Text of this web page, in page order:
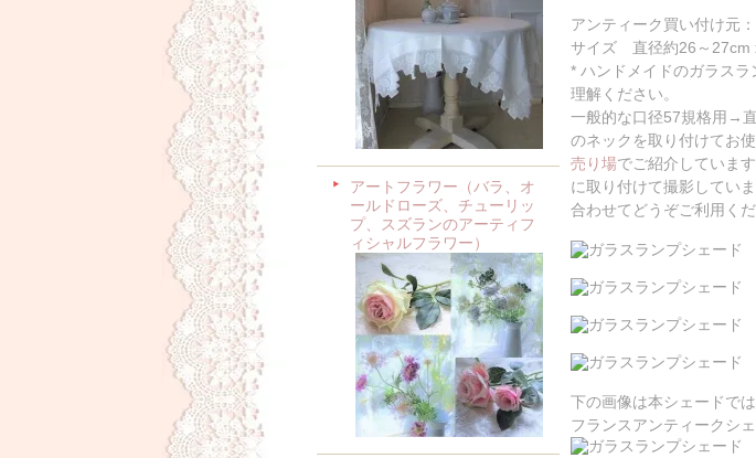
アートフラワー（バラ、オ
ールドローズ、チューリッ
プ、スズランのアーティフ
ィシャルフラワー）
アンティーク買い付け元
サイズ 直径約26～27cm
* ハンドメイドのガラス
理解ください。
一般的な口径57規格用→
のネックを取り付けてお
売り場でご紹介していま
に取り付けて撮影してい
合わせてどうぞご利用くだ
下の画像は本シェードで
フランスアンティークシ